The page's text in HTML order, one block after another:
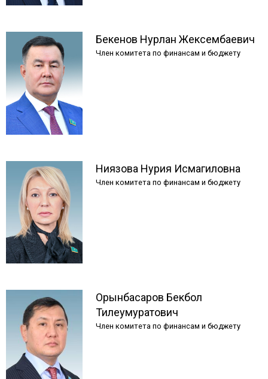
Бекенов Нурлан Жексембаевич
Член комитета по финансам и бюджету
Ниязова Нурия Исмагиловна
Член комитета по финансам и бюджету
Орынбасаров Бекбол
Тилеумуратович
Член комитета по финансам и бюджету